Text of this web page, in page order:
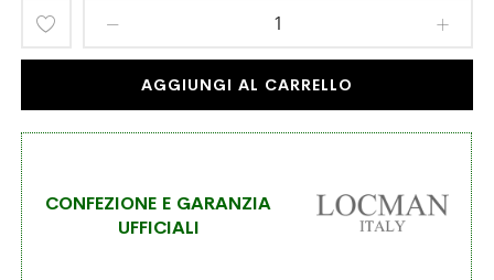
Aggiungi
lista
AGGIUNGI AL CARRELLO
CONFEZIONE E GARANZIA
UFFICIALI